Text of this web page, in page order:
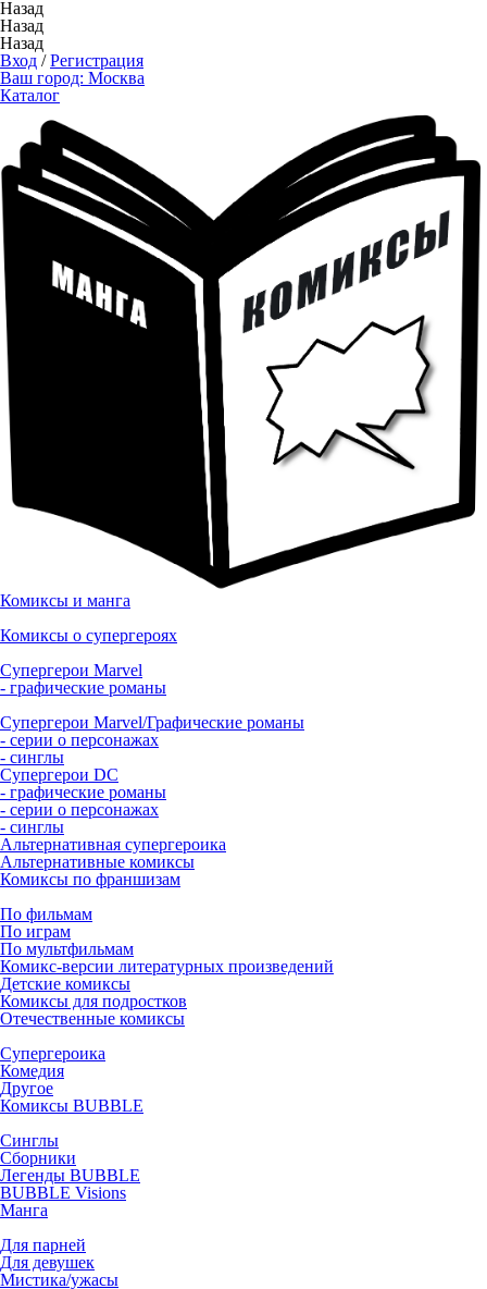
Назад
Назад
Назад
Вход /Регистрация
Ваш город: Москва
Каталог
Комиксы и манга
Комиксы о супергероях
Супергерои Marvel
- графические романы
Супергерои Marvel/Графические романы
- серии о персонажах
- синглы
Супергерои DC
- графические романы
- серии о персонажах
- синглы
Альтернативная супергероика
Альтернативные комиксы
Комиксы по франшизам
По фильмам
По играм
По мультфильмам
Комикс-версии литературных произведений
Детские комиксы
Комиксы для подростков
Отечественные комиксы
Супергероика
Комедия
Другое
Комиксы BUBBLE
Синглы
Сборники
Легенды BUBBLE
BUBBLE Visions
Манга
Для парней
Для девушек
Мистика/ужасы